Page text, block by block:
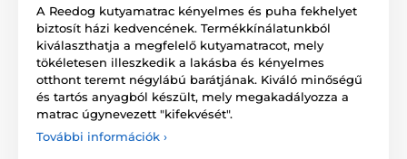
A Reedog kutyamatrac kényelmes és puha fekhelyet
biztosít házi kedvencének. Termékkínálatunkból
kiválaszthatja a megfelelő kutyamatracot, mely
tökéletesen illeszkedik a lakásba és kényelmes
otthont teremt négylábú barátjának. Kiváló minőségű
és tartós anyagból készült, mely megakadályozza a
matrac úgynevezett "kifekvését".
További információk ›